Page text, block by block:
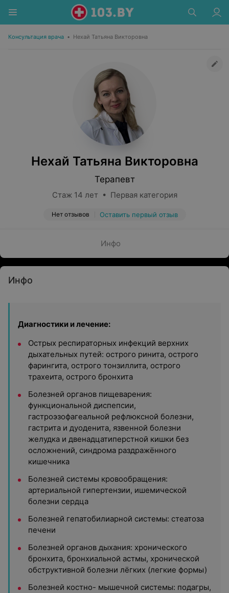
Консультация врача • Нехай Татьяна Викторовна
Нехай Татьяна Викторовна
Терапевт
Стаж 14 лет • Первая категория
Нет отзывов Оставить первый отзыв
Инфо
Инфо
Диагностики и лечение:
Острых респираторных инфекций верхних
дыхательных путей: острого ринита, острого
фарингита, острого тонзиллита, острого
трахеита, острого бронхита
Болезней органов пищеварения:
функциональной диспепсии,
гастроэзофагеальной рефлюксной болезни,
гастрита и дуоденита, язвенной болезни
желудка и двенадцатиперстной кишки без
осложнений, синдрома раздражённого
кишечника
Болезней системы кровообращения:
артериальной гипертензии, ишемической
болезни сердца
Болезней гепатобилиарной системы: стеатоза
печени
Болезней органов дыхания: хронического
бронхита, бронхиальной астмы, хронической
обструктивной болезни лёгких (легкие формы)
Болезней костно- мышечной системы: подагры,